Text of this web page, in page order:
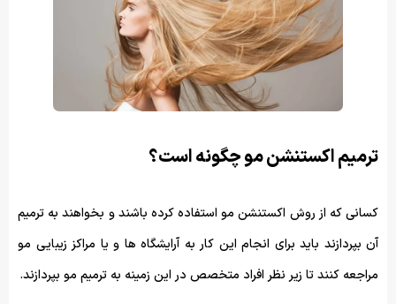
ترمیم اکستنشن مو چگونه است؟
کسانی که از روش اکستنشن مو استفاده کرده باشند و بخواهند به ترمیم
آن بپردازند باید برای انجام این کار به آرایشگاه ها و یا مراکز زیبایی مو
مراجعه کنند تا زیر نظر افراد متخصص در این زمینه به ترمیم مو بپردازند.